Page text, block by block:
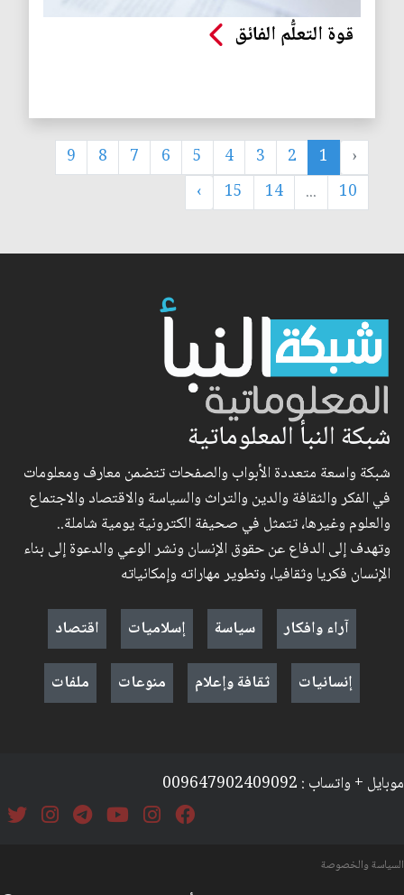
قوة التعلُّم الفائق
‹
1
2
3
4
5
6
7
8
9
10
...
14
15
›
شبكة النبأ المعلوماتية
شبكة واسعة متعددة الأبواب والصفحات تتضمن معارف ومعلومات
في الفكر والثقافة والدين والتراث والسياسة والاقتصاد والاجتماع
والعلوم وغيرها، تتمثل في صحيفة الكترونية يومية شاملة..
وتهدف إلى الدفاع عن حقوق الإنسان ونشر الوعي والدعوة إلى بناء
الإنسان فكريا وثقافيا، وتطوير مهاراته وإمكانياته
آراء وافكار
سياسة إسلاميات
اقتصاد
إنسانيات
ثقافة وإعلام منوعات ملفات
موبايل + واتساب : 009647902409092
السياسة والخصوصة